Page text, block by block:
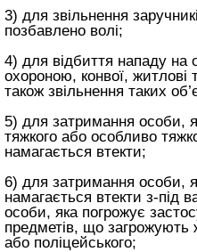
3) для звільнення
позбавлено волі;
4) для відбиття нападу на
охороною, конвої, житлові
також звільнення таких
5) для затримання особи,
тяжкого або особливо
намагається втекти;
6) для затримання особи,
намагається втекти з-під
особи, яка погрожує
предметів, що
або поліцейського;